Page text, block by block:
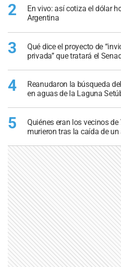
2
En vivo: así cotiza el dólar
Argentina
3
Qué dice el proyecto de
privada” que tratará el
4
Reanudaron la búsqueda
en aguas de la Laguna
5
Quiénes eran los vecinos
murieron tras la caída de